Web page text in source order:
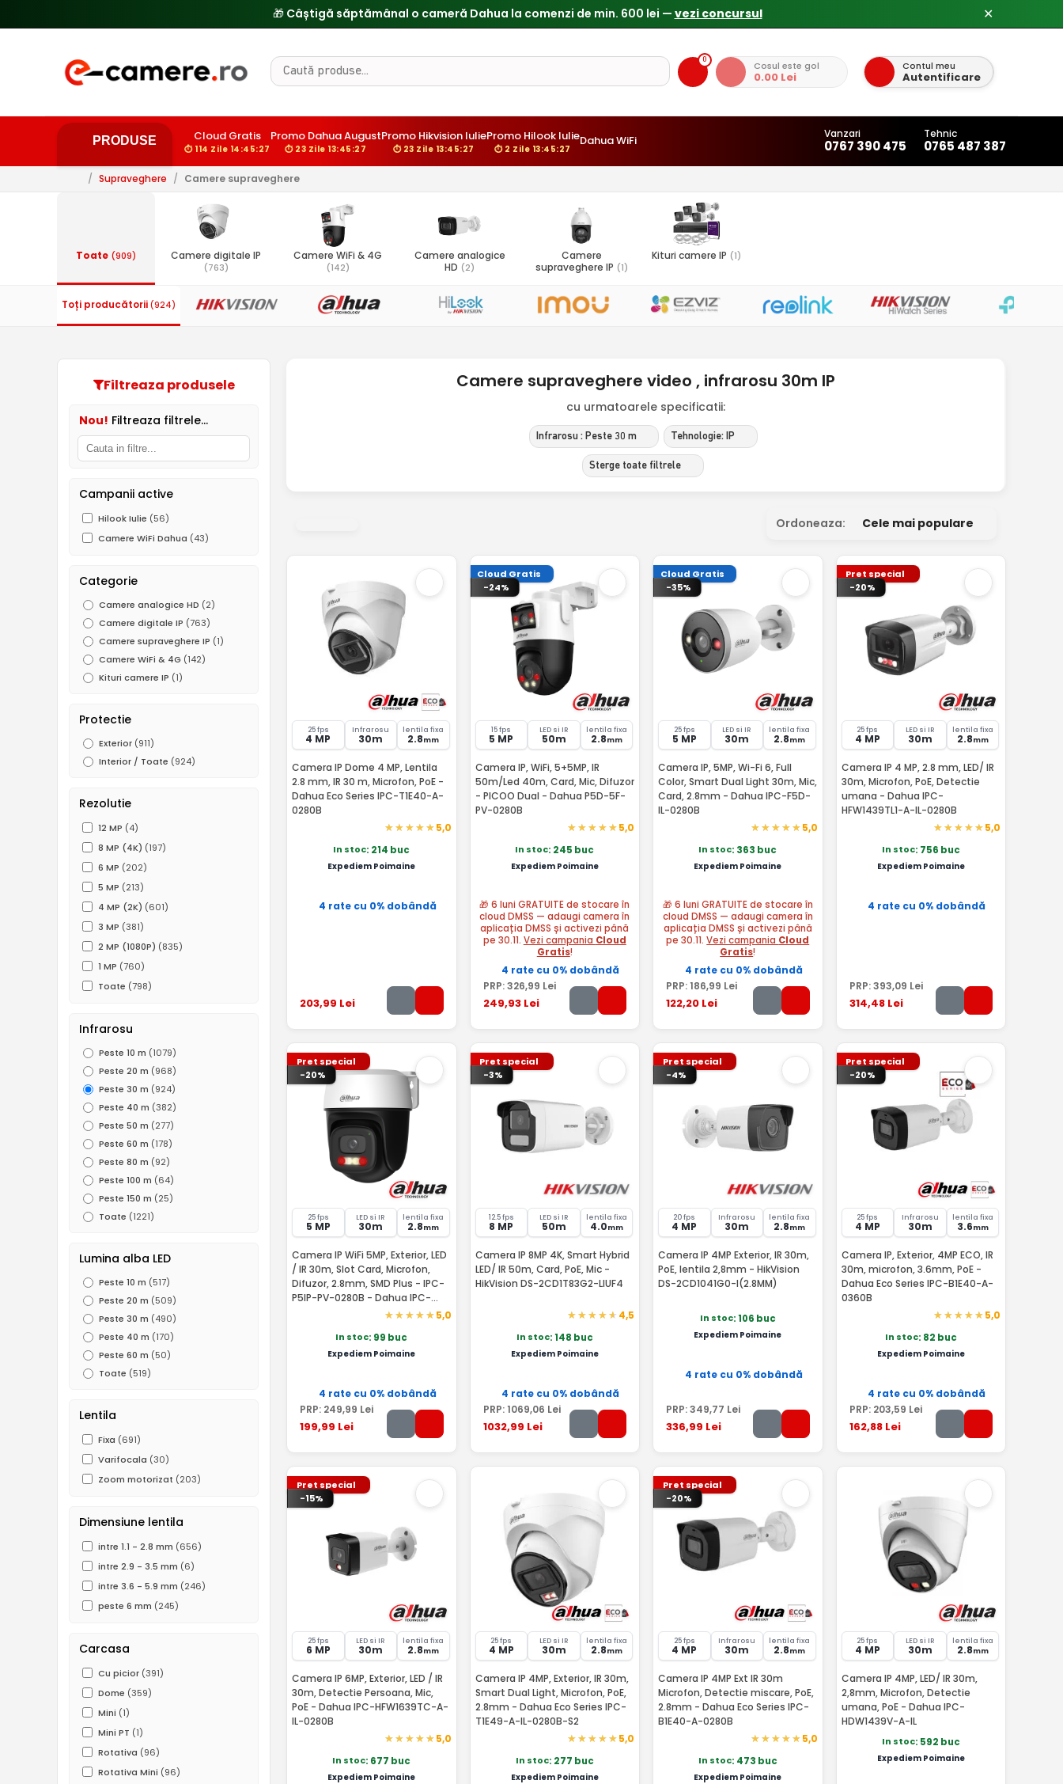
✕
0 Cosul este gol
0.00 Lei
Contul meu
Autentificare
PRODUSE Cloud Gratis
⏱ 114 Zile 14:45:26
Promo Dahua August
⏱ 23 Zile 13:45:26
Promo Hikvision Iulie
⏱ 23 Zile 13:45:26
Promo Hilook Iulie
⏱ 2 Zile 13:45:26
Dahua WiFi Vanzari
0767 390 475
Tehnic
0765 487 387
/ Supraveghere / Camere supraveghere
Toate (909) Camere digitale IP
(763)
Camere WiFi & 4G
(142)
Camere analogice
HD (2)
Camere
supraveghere IP (1)
Kituri camere IP (1)
Toți producătorii (924)
Filtreaza produsele
Nou! Filtreaza filtrele...
Campanii active
Hilook Iulie (56)
Camere WiFi Dahua (43)
Categorie
Camere analogice HD (2)
Camere digitale IP (763)
Camere supraveghere IP (1)
Camere WiFi & 4G (142)
Kituri camere IP (1)
Protectie
Exterior (911)
Interior / Toate (924)
Rezolutie
12 MP (4)
8 MP (4K) (197)
6 MP (202)
5 MP (213)
4 MP (2K) (601)
3 MP (381)
2 MP (1080P) (835)
1 MP (760)
Toate (798)
Infrarosu
Peste 10 m (1079)
Peste 20 m (968)
Peste 30 m (924)
Peste 40 m (382)
Peste 50 m (277)
Peste 60 m (178)
Peste 80 m (92)
Peste 100 m (64)
Peste 150 m (25)
Toate (1221)
Lumina alba LED
Peste 10 m (517)
Peste 20 m (509)
Peste 30 m (490)
Peste 40 m (170)
Peste 60 m (50)
Toate (519)
Lentila
Fixa (691)
Varifocala (30)
Zoom motorizat (203)
Dimensiune lentila
intre 1.1 - 2.8 mm (656)
intre 2.9 - 3.5 mm (6)
intre 3.6 - 5.9 mm (246)
peste 6 mm (245)
Carcasa
Cu picior (391)
Dome (359)
Mini (1)
Mini PT (1)
Rotativa (96)
Rotativa Mini (96)
Camere supraveghere video , infrarosu 30m IP
cu urmatoarele specificatii:
Infrarosu : Peste 30 m Tehnologie: IP
Sterge toate filtrele
Ordoneaza: Cele mai populare
25 fps
4 MP
Infrarosu
30m
lentila fixa
2.8mm
Camera IP Dome 4 MP, Lentila
2.8 mm, IR 30 m, Microfon, PoE -
Dahua Eco Series IPC-T1E40-A-
0280B
5,0
In stoc: 214 buc
Expediem Poimaine
4 rate cu 0% dobândă
203,99 Lei
Cloud Gratis
-24%
15 fps
5 MP
LED si IR
50m
lentila fixa
2.8mm
Camera IP, WiFi, 5+5MP, IR
50m/Led 40m, Card, Mic, Difuzor
- PICOO Dual - Dahua P5D-5F-
PV-0280B
5,0
In stoc: 245 buc
Expediem Poimaine
🎁 6 luni GRATUITE de stocare în
cloud DMSS — adaugi camera în
aplicația DMSS și activezi până
pe 30.11. Vezi campania Cloud
Gratis!
4 rate cu 0% dobândă
PRP:326,99 Lei
249,93Lei
Cloud Gratis
-35%
25 fps
5 MP
LED si IR
30m
lentila fixa
2.8mm
Camera IP, 5MP, Wi-Fi 6, Full
Color, Smart Dual Light 30m, Mic,
Card, 2.8mm - Dahua IPC-F5D-
IL-0280B
5,0
In stoc: 363 buc
Expediem Poimaine
🎁 6 luni GRATUITE de stocare în
cloud DMSS — adaugi camera în
aplicația DMSS și activezi până
pe 30.11.Vezi campania Cloud
Gratis!
4 rate cu 0% dobândă
PRP: 186,99 Lei
122,20 Lei
Pret special
-20%
25 fps
4 MP
LED si IR
30m
lentila fixa
2.8mm
Camera IP 4 MP, 2.8 mm, LED/ IR
30m, Microfon, PoE, Detectie
umana - Dahua IPC-
HFW1439TL1-A-IL-0280B
5,0
In stoc: 756 buc
Expediem Poimaine
4 rate cu 0% dobândă
PRP:393,09 Lei
314,48Lei
Pret special
-20%
25 fps
5 MP
LED si IR
30m
lentila fixa
2.8mm
Camera IP WiFi 5MP, Exterior, LED
/ IR 30m, Slot Card, Microfon,
Difuzor, 2.8mm, SMD Plus - IPC-
P5IP-PV-0280B - Dahua IPC-
P5IP-PV-0280B-EUR
5,0
In stoc: 99 buc
Expediem Poimaine
4 rate cu 0% dobândă
PRP: 249,99 Lei
199,99 Lei
Pret special
-3%
12.5 fps
8 MP
LED si IR
50m
lentila fixa
4.0mm
Camera IP 8MP 4K, Smart Hybrid
LED/ IR 50m, Card, PoE, Mic -
HikVision DS-2CD1T83G2-LIUF4
4,5
In stoc: 148 buc
Expediem Poimaine
4 rate cu 0% dobândă
PRP: 1069,06 Lei
1032,99 Lei
Pret special
-4%
20 fps
4 MP
Infrarosu
30m
lentila fixa
2.8mm
Camera IP 4MP Exterior, IR 30m,
PoE, lentila 2,8mm - HikVision
DS-2CD1041G0-I(2.8MM)
In stoc: 106 buc
Expediem Poimaine
4 rate cu 0% dobândă
PRP:349,77 Lei
336,99 Lei
Pret special
-20%
25 fps
4 MP
Infrarosu
30m
lentila fixa
3.6mm
Camera IP, Exterior, 4MP ECO, IR
30m, microfon, 3.6mm, PoE -
Dahua Eco Series IPC-B1E40-A-
0360B
5,0
In stoc: 82 buc
Expediem Poimaine
4 rate cu 0% dobândă
PRP: 203,59 Lei
162,88Lei
Pret special
-15%
25 fps
6 MP
LED si IR
30m
lentila fixa
2.8mm
Camera IP 6MP, Exterior, LED / IR
30m, Detectie Persoana, Mic,
PoE - Dahua IPC-HFW1639TC-A-
IL-0280B
5,0
In stoc: 677 buc
Expediem Poimaine
25 fps
4 MP
LED si IR
30m
lentila fixa
2.8mm
Camera IP 4MP, Exterior, IR 30m,
Smart Dual Light, Microfon, PoE,
2.8mm - Dahua Eco Series IPC-
T1E49-A-IL-0280B-S2
5,0
In stoc: 277 buc
Expediem Poimaine
Pret special
-20%
25 fps
4 MP
Infrarosu
30m
lentila fixa
2.8mm
Camera IP 4MP Ext IR 30m
Microfon, Detectie miscare, PoE,
2.8mm - Dahua Eco Series IPC-
B1E40-A-0280B
5,0
In stoc: 473 buc
Expediem Poimaine
25 fps
4 MP
LED si IR
30m
lentila fixa
2.8mm
Camera IP 4MP, LED/ IR 30m,
2,8mm, Microfon, Detectie
umana, PoE - Dahua IPC-
HDW1439V-A-IL
In stoc: 592 buc
Expediem Poimaine